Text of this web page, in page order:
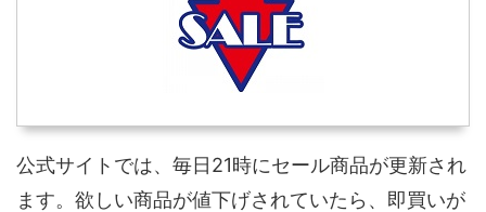
公式サイトでは、毎日21時にセール商品が更新され
ます。欲しい商品が値下げされていたら、即買いが